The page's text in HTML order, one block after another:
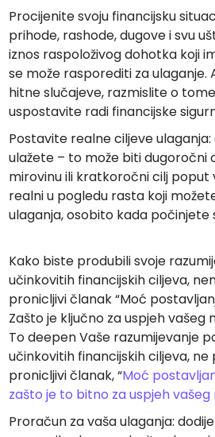
Procijenite svoju financijsku
prihode, rashode, dugove i svu
iznos raspoloživog dohotka koji
se može rasporediti za ulaganje.
hitne slučajeve, razmislite o
uspostavite radi financijske
Postavite realne ciljeve
ulažete – to može biti dugoročni
mirovinu ili kratkoročni cilj poput
realni u pogledu rasta koji
ulaganja, osobito kada počinjete
Kako biste produbili svoje
učinkovitih financijskih ciljeva,
pronicljivi članak “Moć
Zašto je ključno za uspjeh vašeg
To deepen Vaše razumijevanje
učinkovitih financijskih ciljeva,
pronicljivi članak, “Moć
zašto je to bitno za uspjeh
Proračun za vaša ulaganja: